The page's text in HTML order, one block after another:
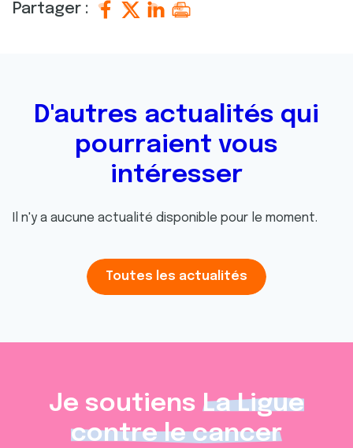
Partager :
D'autres actualités qui
pourraient vous
intéresser
Il n'y a aucune actualité disponible pour le moment.
Toutes les actualités
Je soutiens La Ligue
contre le cancer